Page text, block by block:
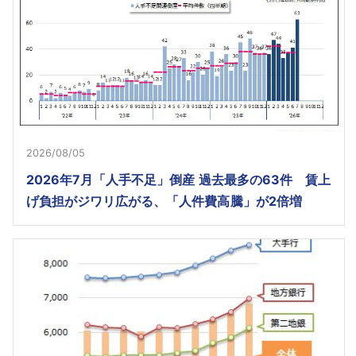
2026/08/05
2026年7月「人手不足」倒産 過去最多の63件 賃上
げ負担がジワリ広がる、「人件費高騰」が2倍増